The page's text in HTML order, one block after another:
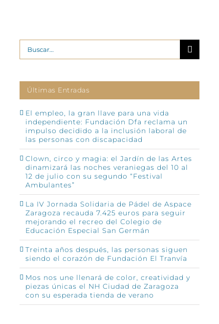
Buscar:
Últimas Entradas
El empleo, la gran llave para una vida
independiente: Fundación Dfa reclama un
impulso decidido a la inclusión laboral de
las personas con discapacidad
Clown, circo y magia: el Jardín de las Artes
dinamizará las noches veraniegas del 10 al
12 de julio con su segundo “Festival
Ambulantes”
La IV Jornada Solidaria de Pádel de Aspace
Zaragoza recauda 7.425 euros para seguir
mejorando el recreo del Colegio de
Educación Especial San Germán
Treinta años después, las personas siguen
siendo el corazón de Fundación El Tranvía
Mos nos une llenará de color, creatividad y
piezas únicas el NH Ciudad de Zaragoza
con su esperada tienda de verano